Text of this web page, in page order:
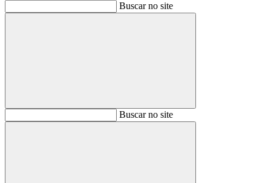
Buscar no site
BuscarBuscar no site